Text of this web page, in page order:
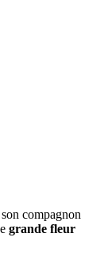
compagnon
grande fleur